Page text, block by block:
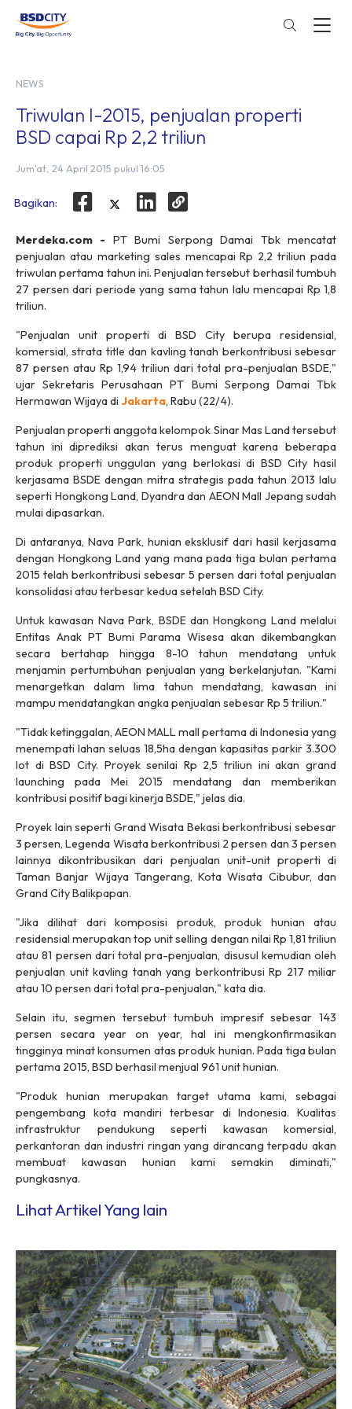
NEWS
Triwulan I-2015, penjualan properti
BSD capai Rp 2,2 triliun
Jum'at, 24 April 2015 pukul 16:05
Bagikan:
Merdeka.com - PT Bumi Serpong Damai Tbk mencatat
penjualan atau marketing sales mencapai Rp 2,2 triliun pada
triwulan pertama tahun ini. Penjualan tersebut berhasil tumbuh
27 persen dari periode yang sama tahun lalu mencapai Rp 1,8
triliun.
"Penjualan unit properti di BSD City berupa residensial,
komersial, strata title dan kavling tanah berkontribusi sebesar
87 persen atau Rp 1,94 triliun dari total pra-penjualan BSDE,"
ujar Sekretaris Perusahaan PT Bumi Serpong Damai Tbk
Hermawan Wijaya di Jakarta, Rabu (22/4).
Penjualan properti anggota kelompok Sinar Mas Land tersebut
tahun ini diprediksi akan terus menguat karena beberapa
produk properti unggulan yang berlokasi di BSD City hasil
kerjasama BSDE dengan mitra strategis pada tahun 2013 lalu
seperti Hongkong Land, Dyandra dan AEON Mall Jepang sudah
mulai dipasarkan.
Di antaranya, Nava Park, hunian eksklusif dari hasil kerjasama
dengan Hongkong Land yang mana pada tiga bulan pertama
2015 telah berkontribusi sebesar 5 persen dari total penjualan
konsolidasi atau terbesar kedua setelah BSD City.
Untuk kawasan Nava Park, BSDE dan Hongkong Land melalui
Entitas Anak PT Bumi Parama Wisesa akan dikembangkan
secara bertahap hingga 8-10 tahun mendatang untuk
menjamin pertumbuhan penjualan yang berkelanjutan. "Kami
menargetkan dalam lima tahun mendatang, kawasan ini
mampu mendatangkan angka penjualan sebesar Rp 5 triliun."
"Tidak ketinggalan, AEON MALL mall pertama di Indonesia yang
menempati lahan seluas 18,5ha dengan kapasitas parkir 3.300
lot di BSD City. Proyek senilai Rp 2,5 triliun ini akan grand
launching pada Mei 2015 mendatang dan memberikan
kontribusi positif bagi kinerja BSDE," jelas dia.
Proyek lain seperti Grand Wisata Bekasi berkontribusi sebesar
3 persen, Legenda Wisata berkontribusi 2 persen dan 3 persen
lainnya dikontribusikan dari penjualan unit-unit properti di
Taman Banjar Wijaya Tangerang, Kota Wisata Cibubur, dan
Grand City Balikpapan.
"Jika dilihat dari komposisi produk, produk hunian atau
residensial merupakan top unit selling dengan nilai Rp 1,81 triliun
atau 81 persen dari total pra-penjualan, disusul kemudian oleh
penjualan unit kavling tanah yang berkontribusi Rp 217 miliar
atau 10 persen dari total pra-penjualan," kata dia.
Selain itu, segmen tersebut tumbuh impresif sebesar 143
persen secara year on year, hal ini mengkonfirmasikan
tingginya minat konsumen atas produk hunian. Pada tiga bulan
pertama 2015, BSD berhasil menjual 961 unit hunian.
"Produk hunian merupakan target utama kami, sebagai
pengembang kota mandiri terbesar di Indonesia. Kualitas
infrastruktur pendukung seperti kawasan komersial,
perkantoran dan industri ringan yang dirancang terpadu akan
membuat kawasan hunian kami semakin diminati,"
pungkasnya.
Lihat Artikel Yang lain